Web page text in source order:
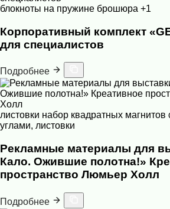
блокноты на пружине брошюра +1
Корпоративный комплект
для специалистов
Подробнее
листовки набор квадратных магнитов
углами, листовки
Рекламные материалы для
Кало. Ожившие полотна!»
пространство Люмьер Холл
Подробнее